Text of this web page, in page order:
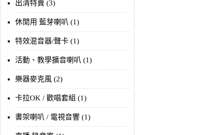
出清特賣 (3)
休閒用 藍芽喇叭 (1)
特效混音器/聲卡 (1)
活動、教學擴音喇叭 (1)
樂器麥克風 (2)
卡拉OK / 歡唱套組 (1)
書架喇叭 / 電視音響 (1)